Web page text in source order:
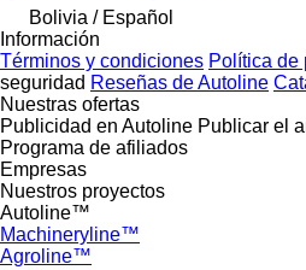
Bolivia / Español
Información
Términos y condiciones Política de
seguridad Reseñas de Autoline
Nuestras ofertas
Publicidad en Autoline Publicar el
Programa de afiliados
Empresas
Nuestros proyectos
Autoline™
Machineryline™
Agroline™